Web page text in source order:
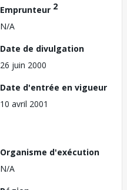
Emprunteur 2
N/A
Date de divulgation
26 juin 2000
Date d'entrée en vigueur
10 avril 2001
Organisme d'exécution
N/A